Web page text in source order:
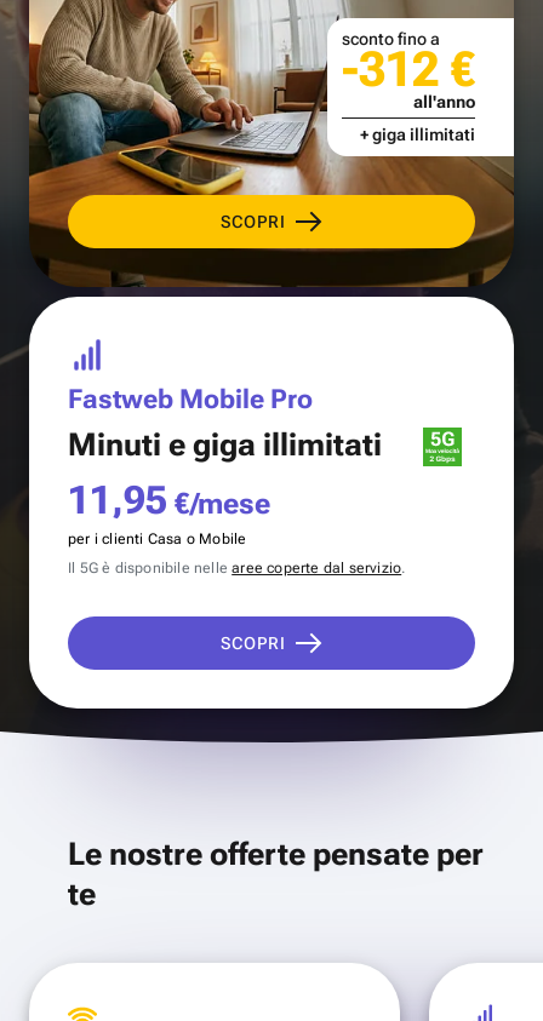
SCOPRI
sconto fino a
-312 €
all'anno
+ giga illimitati
Fastweb Mobile Pro
Minuti e giga illimitati
11,95 €/mese
per i clienti Casa o Mobile
Il 5G è disponibile nellearee coperte dal servizio.
SCOPRI
Le nostre offerte pensate per
te